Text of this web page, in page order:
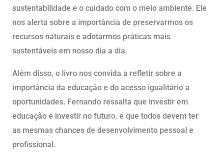
sustentabilidade e o cuidado com o meio ambiente. Ele
nos alerta sobre a importância de preservarmos os
recursos naturais e adotarmos práticas mais
sustentáveis em nosso dia a dia.
Além disso, o livro nos convida a refletir sobre a
importância da educação e do acesso igualitário a
oportunidades. Fernando ressalta que investir em
educação é investir no futuro, e que todos devem ter
as mesmas chances de desenvolvimento pessoal e
profissional.